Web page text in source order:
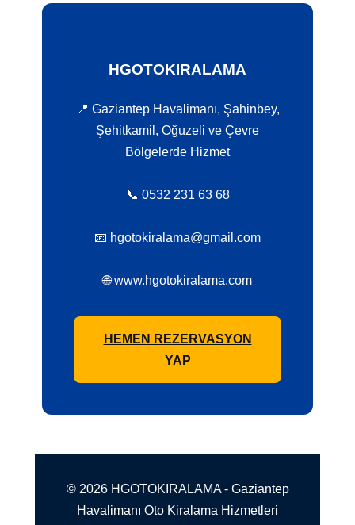
HGOTOKIRALAMA
📍 Gaziantep Havalimanı, Şahinbey,
Şehitkamil, Oğuzeli ve Çevre
Bölgelerde Hizmet
📞 0532 231 63 68
📧 hgotokiralama@gmail.com
🌐 www.hgotokiralama.com
HEMEN REZERVASYON
YAP
© 2026 HGOTOKIRALAMA - Gaziantep
Havalimanı Oto Kiralama Hizmetleri